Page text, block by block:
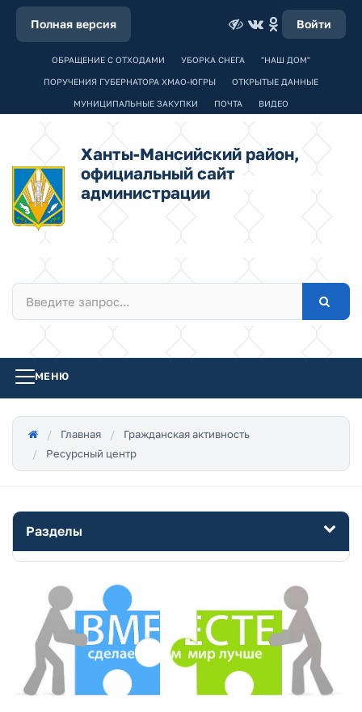
Полная версия Войти
ОБРАЩЕНИЕ С ОТХОДАМИ УБОРКА СНЕГА "НАШ ДОМ"
ПОРУЧЕНИЯ ГУБЕРНАТОРА ХМАО-ЮГРЫ ОТКРЫТЫЕ ДАННЫЕ
МУНИЦИПАЛЬНЫЕ ЗАКУПКИ ПОЧТА ВИДЕО
Ханты-Мансийский район,
официальный сайт
администрации
МЕНЮ
Главная
Гражданская активность
Ресурсный центр
Разделы